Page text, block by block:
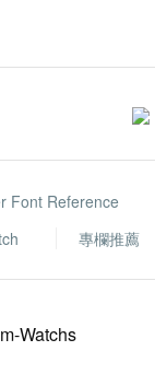
Font Reference
專欄推薦
Watchs